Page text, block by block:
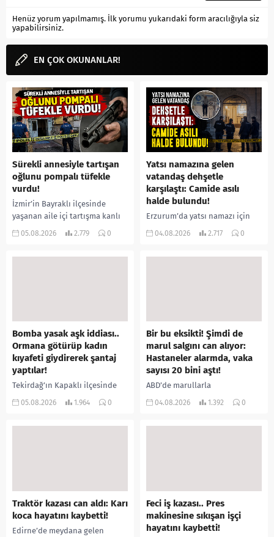
Henüz yorum yapılmamış. İlk yorumu yukarıdaki form aracılığıyla siz
yapabilirsiniz.
EN ÇOK OKUNANLAR!
Sürekli annesiyle tartışan
oğlunu pompalı tüfekle
vurdu!
İzmir’in Bayraklı ilçesinde
yaşanan aile içi tartışma kanlı
bitti. İddiaya göre, uzun süredir
05.08.2026 2.779 0
Yatsı namazına gelen
vatandaş dehşetle
karşılaştı: Camide asılı
halde bulundu!
Erzurum’da yatsı namazı için
camiye gelen bir vatandaş,
04.08.2026 2.717 0
Bomba yasak aşk iddiası..
Ormana götürüp kadın
kıyafeti giydirerek şantaj
yaptılar!
Tekirdağ’ın Kapaklı ilçesinde
bir kişiyi, arkadaşının eşiyle
05.08.2026 1.964 0
Bir bu eksikti! Şimdi de
marul salgını can alıyor:
Hastaneler alarmda, vaka
sayısı 20 bini aştı!
ABD’de marullarla
ilişkilendirilen siklospora
04.08.2026 1.392 0
Traktör kazası can aldı: Karı
koca hayatını kaybetti!
Edirne’de meydana gelen
Feci iş kazası.. Pres
makinesine sıkışan işçi
hayatını kaybetti!